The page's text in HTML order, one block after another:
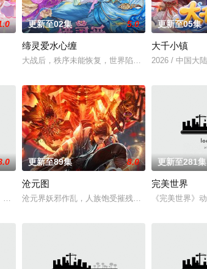
更新至02集 5.0
缔灵爱水心缠
大战后，秩序未能恢复，世界陷入混乱。混沌从深
更新至05集
大千小镇
2026 / 中国大
罗天，剑斩诛邪永定乾坤，万道争锋吾为主率!
更新至89集 8.0
沧元图
沧元界妖邪作乱，人族饱受摧残，主角孟川自小立
更新至281集
完美世界
《完美世界》